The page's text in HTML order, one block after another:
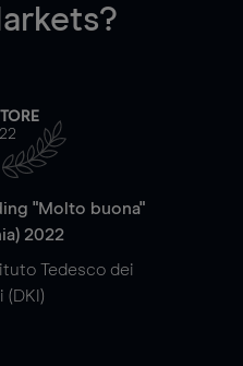
"Molto buona"
2022
Tedesco dei
(DKI)